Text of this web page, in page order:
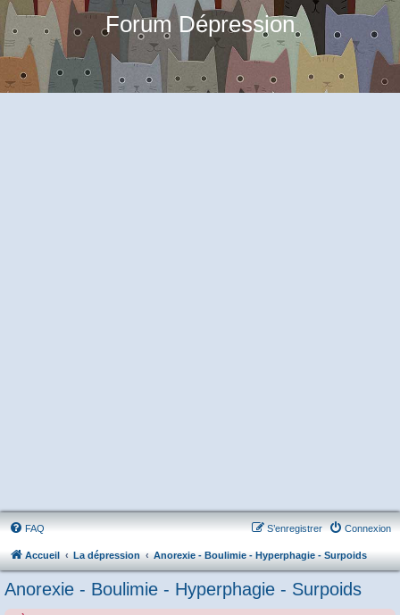
Forum Dépression
FAQ Connexion
S’enregistrer
Accueil La dépression Anorexie - Boulimie - Hyperphagie - Surpoids
Anorexie - Boulimie - Hyperphagie - Surpoids